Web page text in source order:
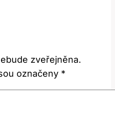
zveřejněna.
označeny *